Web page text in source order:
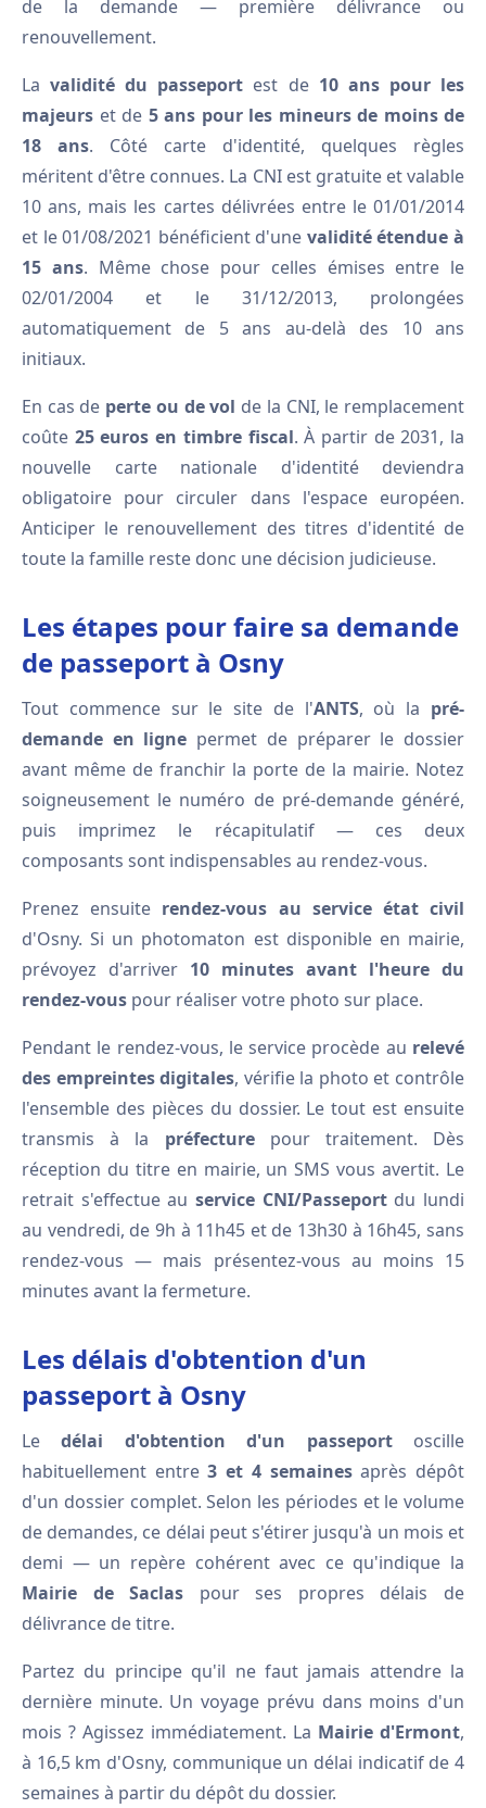
de la demande — première délivrance ou
renouvellement.
Lavalidité du passeport est de 10 ans pour les
majeurs et de 5 ans pour les mineurs de moins de
18 ans. Côté carte d'identité, quelques règles
méritent d'être connues. La CNI est gratuite et valable
10 ans, mais les cartes délivrées entre le 01/01/2014
et le 01/08/2021 bénéficient d'une validité étendue à
15 ans. Même chose pour celles émises entre le
02/01/2004 et le 31/12/2013, prolongées
automatiquement de 5 ans au-delà des 10 ans
initiaux.
En cas de perte ou de vol de la CNI, le remplacement
coûte 25 euros en timbre fiscal. À partir de 2031, la
nouvelle carte nationale d'identité deviendra
obligatoire pour circuler dans l'espace européen.
Anticiper le renouvellement des titres d'identité de
toute la famille reste donc une décision judicieuse.
Les étapes pour faire sa demande
de passeport à Osny
Tout commence sur le site de l'ANTS, où la pré-
demande en ligne permet de préparer le dossier
avant même de franchir la porte de la mairie. Notez
soigneusement le numéro de pré-demande généré,
puis imprimez le récapitulatif — ces deux
composants sont indispensables au rendez-vous.
Prenez ensuite rendez-vous au service état civil
d'Osny. Si un photomaton est disponible en mairie,
prévoyez d'arriver 10 minutes avant l'heure du
rendez-vous pour réaliser votre photo sur place.
Pendant le rendez-vous, le service procède au relevé
des empreintes digitales, vérifie la photo et contrôle
l'ensemble des pièces du dossier. Le tout est ensuite
transmis à la préfecturepour traitement. Dès
réception du titre en mairie, un SMS vous avertit. Le
retrait s'effectue au service CNI/Passeportdu lundi
au vendredi, de 9h à 11h45 et de 13h30 à 16h45, sans
rendez-vous — mais présentez-vous au moins 15
minutes avant la fermeture.
Les délais d'obtention d'un
passeport à Osny
Ledélai d'obtention d'un passeportoscille
habituellement entre3 et 4 semainesaprès dépôt
d'un dossier complet. Selon les périodes et le volume
de demandes, ce délai peut s'étirer jusqu'à un mois et
demi — un repère cohérent avec ce qu'indique la
Mairie de Saclas pour ses propres délais de
délivrance de titre.
Partez du principe qu'il ne faut jamais attendre la
dernière minute. Un voyage prévu dans moins d'un
mois ? Agissez immédiatement. La Mairie d'Ermont,
à 16,5 km d'Osny, communique un délai indicatif de 4
semaines à partir du dépôt du dossier.